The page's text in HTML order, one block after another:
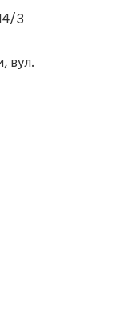
3
вул.